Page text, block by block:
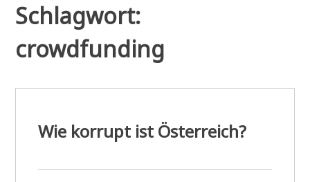
Schlagwort:
crowdfunding
Wie korrupt ist Österreich?